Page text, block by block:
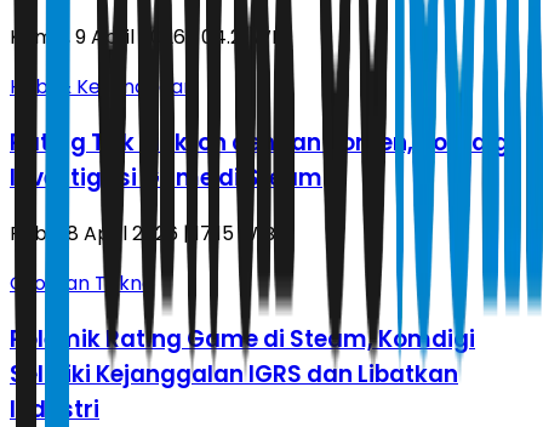
Kamis, 9 April 2026 | 04.21 WIB
Hobi & Kesenangan
Rating Tak Sinkron dengan Konten, Komdigi
Investigasi Game di Steam
Rabu, 8 April 2026 | 17.15 WIB
Oto Dan Tekno
Polemik Rating Game di Steam, Komdigi
Selidiki Kejanggalan IGRS dan Libatkan
Industri